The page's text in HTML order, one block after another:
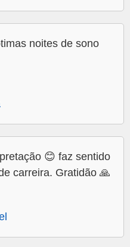
noites de sono
😊 faz sentido
carreira. Gratidão 🙏